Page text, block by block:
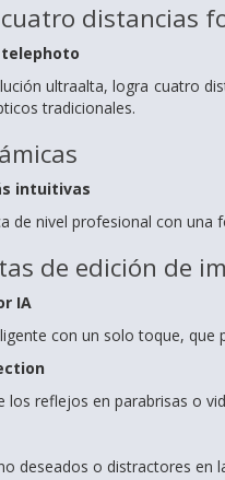
distancias
ultraalta, logra cuatro
tradicionales.
intuitivas
de nivel profesional con una
de edición de
IA
con un solo toque, que
los reflejos en parabrisas o
deseados o distractores en